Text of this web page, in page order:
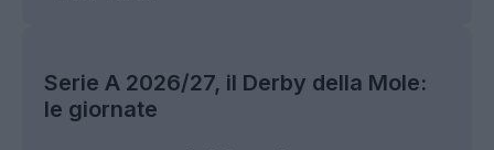
Serie A 2026/27, il Derby della Mole:
le giornate